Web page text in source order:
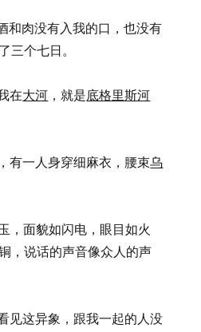
和肉没有入我的口，也没有
三个七日。
在大河 ，就是底格里斯河
有一人身穿细麻衣，腰束乌
，面貌如闪电，眼目如火
，说话的声音像众人的声
见这异象，跟我一起的人没